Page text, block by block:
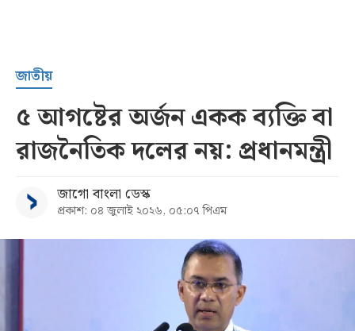
সর্বশেষ
বিভাগ
জাতীয়
৫ আগষ্টের অর্জন একক ব্যক্তি বা
রাজনৈতিক দলের নয়: প্রধানমন্ত্রী
জাগো বাংলা ডেস্ক
প্রকাশ: ০৪ জুলাই ২০২৬, ০৫:০৭ পিএম